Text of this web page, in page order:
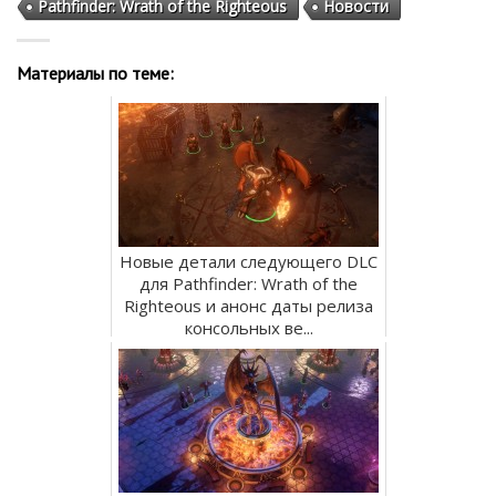
Pathfinder: Wrath of the Righteous Новости
Материалы по теме:
Новые детали следующего DLC
для Pathfinder: Wrath of the
Righteous и анонс даты релиза
консольных ве...